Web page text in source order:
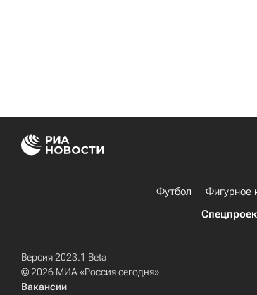
Футбол Фигурное
Версия 2023.1 Beta
© 2026 МИА «Россия сегодня»
Вакансии